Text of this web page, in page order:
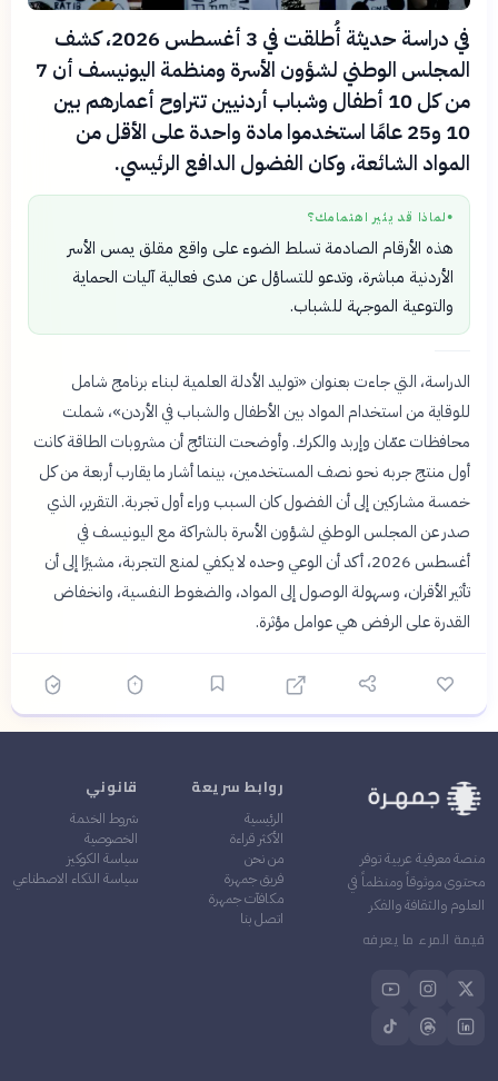
في دراسة حديثة أُطلقت في 3 أغسطس 2026، كشف
المجلس الوطني لشؤون الأسرة ومنظمة اليونيسف أن 7
من كل 10 أطفال وشباب أردنيين تتراوح أعمارهم بين
10 و25 عامًا استخدموا مادة واحدة على الأقل من
المواد الشائعة، وكان الفضول الدافع الرئيسي.
● لماذا قد يثير اهتمامك؟
هذه الأرقام الصادمة تسلط الضوء على واقع مقلق يمس الأسر
الأردنية مباشرة، وتدعو للتساؤل عن مدى فعالية آليات الحماية
والتوعية الموجهة للشباب.
الدراسة، التي جاءت بعنوان «توليد الأدلة العلمية لبناء برنامج شامل
للوقاية من استخدام المواد بين الأطفال والشباب في الأردن»، شملت
محافظات عمّان وإربد والكرك. وأوضحت النتائج أن مشروبات الطاقة كانت
أول منتج جربه نحو نصف المستخدمين، بينما أشار ما يقارب أربعة من كل
خمسة مشاركين إلى أن الفضول كان السبب وراء أول تجربة. التقرير، الذي
صدر عن المجلس الوطني لشؤون الأسرة بالشراكة مع اليونيسف في
أغسطس 2026، أكد أن الوعي وحده لا يكفي لمنع التجربة، مشيرًا إلى أن
تأثير الأقران، وسهولة الوصول إلى المواد، والضغوط النفسية، وانخفاض
القدرة على الرفض هي عوامل مؤثرة.
منصة معرفية عربية توفر
محتوى موثوقاً ومنظماً في
العلوم والثقافة والفكر
قيمة المرء ما يعرفه
روابط سريعة
الرئيسية
الأكثر قراءة
من نحن
فريق جمهرة
مكافآت جمهرة
اتصل بنا
قانوني
شروط الخدمة
الخصوصية
سياسة الكوكيز
سياسة الذكاء الاصطناعي